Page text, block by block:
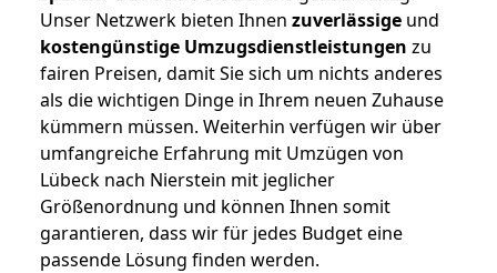
Unser Netzwerk bieten Ihnen zuverlässige und
kostengünstige Umzugsdienstleistungen zu
fairen Preisen, damit Sie sich um nichts anderes
als die wichtigen Dinge in Ihrem neuen Zuhause
kümmern müssen. Weiterhin verfügen wir über
umfangreiche Erfahrung mit Umzügen von
Lübeck nach Nierstein mit jeglicher
Größenordnung und können Ihnen somit
garantieren, dass wir für jedes Budget eine
passende Lösung finden werden.